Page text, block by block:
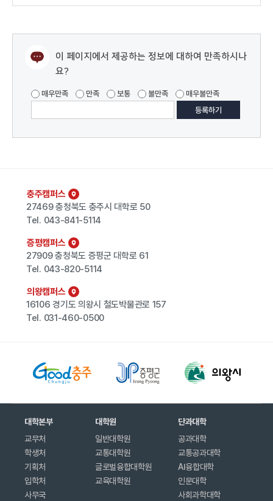
이 페이지에서 제공하는 정보에 대하여 만족하시나
요?
매우만족 만족 보통 불만족 매우불만족
충주캠퍼스
27469 충청북도 충주시 대학로 50
Tel. 043-841-5114
증평캠퍼스
27909 충청북도 증평군 대학로 61
Tel. 043-820-5114
의왕캠퍼스
16106 경기도 의왕시 철도박물관로 157
Tel. 031-460-0500
대학본부
교무처
학생처
기획처
입학처
사무국
대학원
일반대학원
교통대학원
글로벌융합대학원
교육대학원
단과대학
공과대학
교통공과대학
AI융합대학
인문대학
사회과학대학